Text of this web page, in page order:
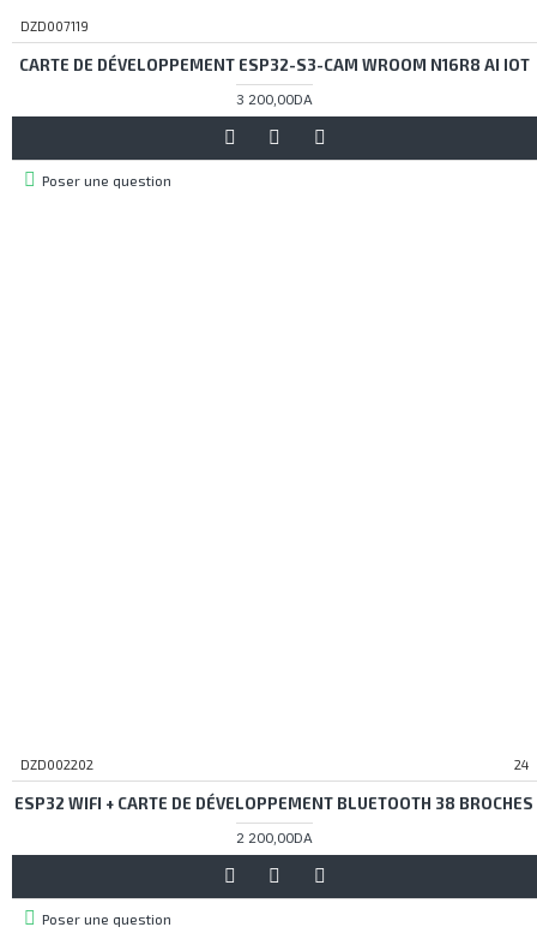
DZD007119
CARTE DE DÉVELOPPEMENT ESP32-S3-CAM WROOM N16R8 AI IOT
3 200,00DA
Poser une question
DZD002202 24
ESP32 WIFI + CARTE DE DÉVELOPPEMENT BLUETOOTH 38 BROCHES
2 200,00DA
Poser une question